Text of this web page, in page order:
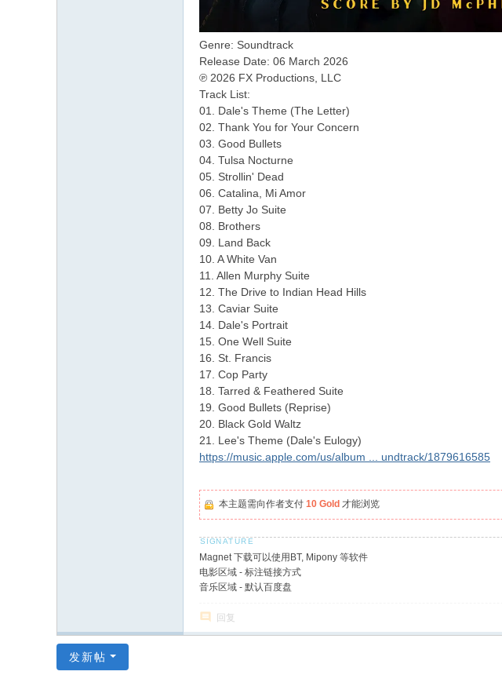
Genre: Soundtrack
Release Date: 06 March 2026
℗ 2026 FX Productions, LLC
Track List:
01. Dale's Theme (The Letter)
02. Thank You for Your Concern
03. Good Bullets
04. Tulsa Nocturne
05. Strollin' Dead
06. Catalina, Mi Amor
07. Betty Jo Suite
08. Brothers
09. Land Back
10. A White Van
11. Allen Murphy Suite
12. The Drive to Indian Head Hills
13. Caviar Suite
14. Dale's Portrait
15. One Well Suite
16. St. Francis
17. Cop Party
18. Tarred & Feathered Suite
19. Good Bullets (Reprise)
20. Black Gold Waltz
21. Lee's Theme (Dale's Eulogy)
https://music.apple.com/us/album ... undtrack/1879616585
本主题需向作者支付 10 Gold 才能浏览
Magnet 下载可以使用BT, Mipony 等软件
电影区域 - 标注链接方式
音乐区域 - 默认百度盘
回复
发新帖